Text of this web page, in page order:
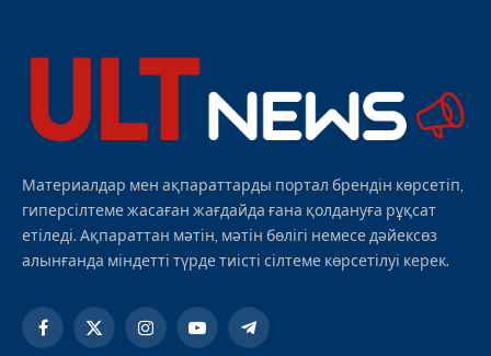
Материалдар мен ақпараттарды портал брендін көрсетіп,
гиперсілтеме жасаған жағдайда ғана қолдануға рұқсат
етіледі. Ақпараттан мәтін, мәтін бөлігі немесе дәйексөз
алынғанда міндетті түрде тиісті сілтеме көрсетілуі керек.
Facebook
X
InstagramYouTubeTelegram